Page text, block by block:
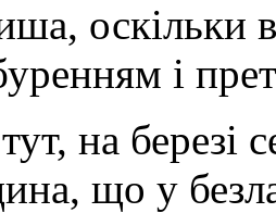
оскільки
і
на березі
що у